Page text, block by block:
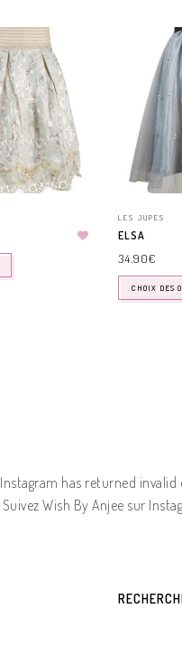
LES JUPES
ELSA
34.90€
CHOIX DES
Instagram has returned invalid
Suivez Wish By Anjee sur